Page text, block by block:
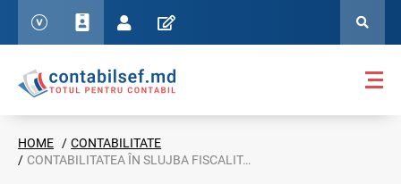
HOME
CONTABILITATE
CONTABILITATEA ÎN SLUJBA FISCALITĂȚII - VALOAREA AMORTIZABILĂ A IMOBILIZĂRILOR